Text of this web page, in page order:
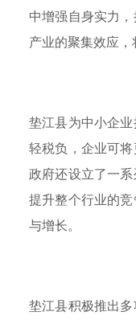
中增强自身实力
产业的聚集效应
垫江县为中小企
轻税负，企业可
政府还设立了一系
提升整个行业的
与增长。
垫江县积极推出多